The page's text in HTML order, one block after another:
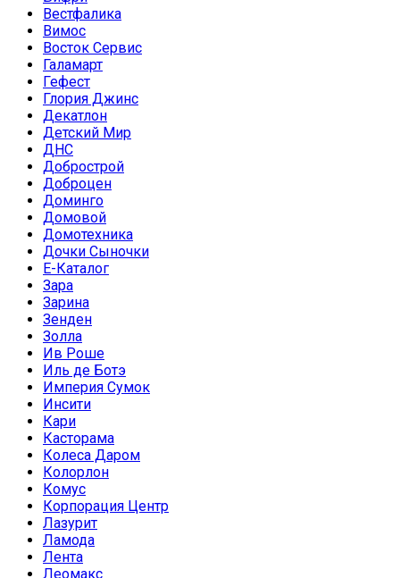
Вестфалика
Вимос
Восток Сервис
Галамарт
Гефест
Глория Джинс
Декатлон
Детский Мир
ДНС
Добрострой
Доброцен
Доминго
Домовой
Домотехника
Дочки Сыночки
Е-Каталог
Зара
Зарина
Зенден
Золла
Ив Роше
Иль де Ботэ
Империя Сумок
Инсити
Кари
Касторама
Колеса Даром
Колорлон
Комус
Корпорация Центр
Лазурит
Ламода
Лента
Леомакс